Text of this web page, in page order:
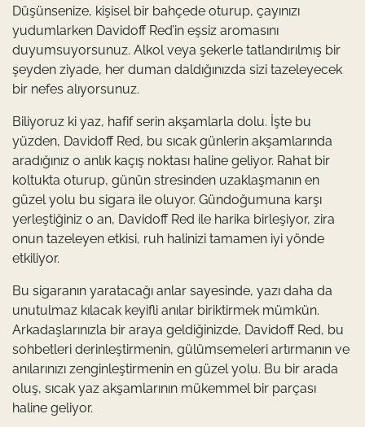
Düşünsenize, kişisel bir bahçede oturup, çayınızı
yudumlarken Davidoff Red’in eşsiz aromasını
duyumsuyorsunuz. Alkol veya şekerle tatlandırılmış bir
şeyden ziyade, her duman daldığınızda sizi tazeleyecek
bir nefes alıyorsunuz.
Biliyoruz ki yaz, hafif serin akşamlarla dolu. İşte bu
yüzden, Davidoff Red, bu sıcak günlerin akşamlarında
aradığınız o anlık kaçış noktası haline geliyor. Rahat bir
koltukta oturup, günün stresinden uzaklaşmanın en
güzel yolu bu sigara ile oluyor. Gündoğumuna karşı
yerleştiğiniz o an, Davidoff Red ile harika birleşiyor, zira
onun tazeleyen etkisi, ruh halinizi tamamen iyi yönde
etkiliyor.
Bu sigaranın yaratacağı anlar sayesinde, yazı daha da
unutulmaz kılacak keyifli anılar biriktirmek mümkün.
Arkadaşlarınızla bir araya geldiğinizde, Davidoff Red, bu
sohbetleri derinleştirmenin, gülümsemeleri artırmanın ve
anılarınızı zenginleştirmenin en güzel yolu. Bu bir arada
oluş, sıcak yaz akşamlarının mükemmel bir parçası
haline geliyor.